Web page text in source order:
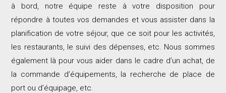
à bord, notre équipe reste à votre disposition pour
répondre à toutes vos demandes et vous assister dans la
planification de votre séjour, que ce soit pour les activités,
les restaurants, le suivi des dépenses, etc. Nous sommes
également là pour vous aider dans le cadre d’un achat, de
la commande d’équipements, la recherche de place de
port ou d’équipage, etc.